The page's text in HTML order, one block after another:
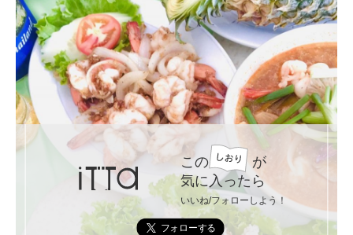
この
が
気に入ったら
いいね/フォローしよう！